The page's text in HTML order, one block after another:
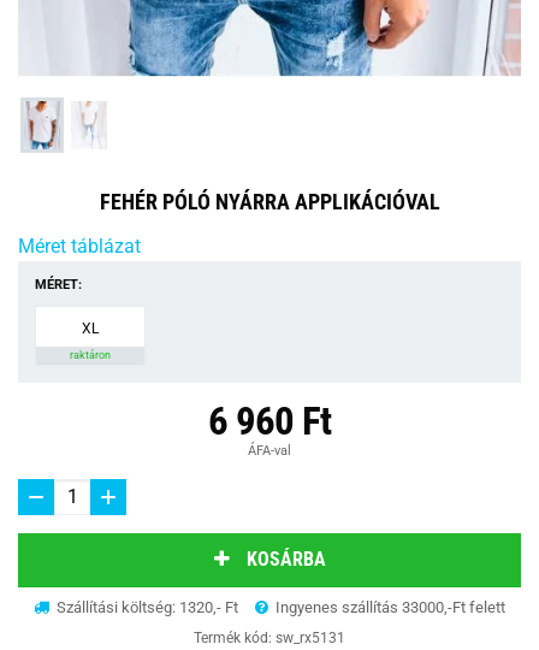
FEHÉR PÓLÓ NYÁRRA APPLIKÁCIÓVAL
Méret táblázat
MÉRET:
XL
raktáron
6 960 Ft
ÁFA-val
KOSÁRBA
Szállítási költség: 1320,- Ft Ingyenes szállítás 33000,-Ft felett
Termék kód: sw_rx5131